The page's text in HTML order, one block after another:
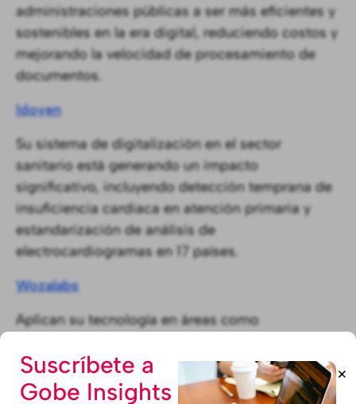
Suscríbete a
Gobe Insights
+
administraciones públicas a ser más eficientes y
sostenibles en la era digital, reduciendo costos y
mejorando la velocidad de procesamiento de
documentos.
Idoven
Su sistema de digitalización en el sector
sanitario está generando un impacto
significativo, incluyendo detección temprana de
insuficiencia cardiaca en atención primaria y
estandarización de análisis de
electrocardiogramas en 17 países.
Wozalabs
Aplican su tecnología en áreas como
climático y planificación para la innovación,
proporcionando datos geoespaciales para